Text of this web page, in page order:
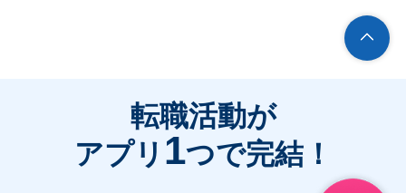
転職活動が
アプリ 1つで完結！